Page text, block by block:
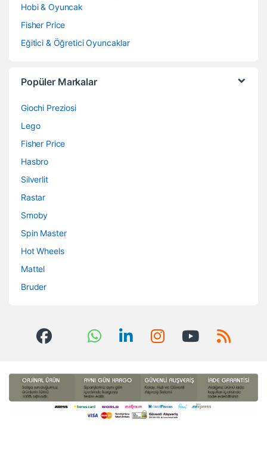
Hobi & Oyuncak
Fisher Price
Eğitici & Öğretici Oyuncaklar
Popüler Markalar
Giochi Preziosi
Lego
Fisher Price
Hasbro
Silverlit
Rastar
Smoby
Spin Master
Hot Wheels
Mattel
Bruder